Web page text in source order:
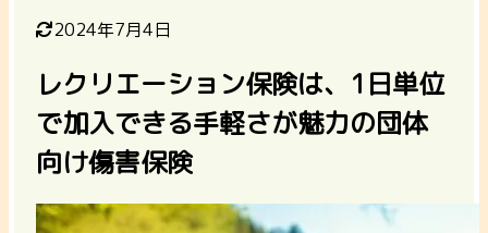
2024年7月4日
レクリエーション保険は、1日単位
で加入できる手軽さが魅力の団体
向け傷害保険